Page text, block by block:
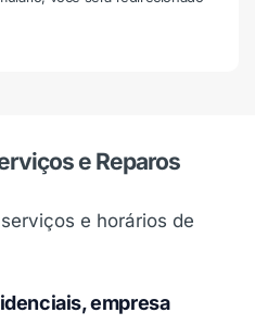
e Reparos
e horários de
empresa